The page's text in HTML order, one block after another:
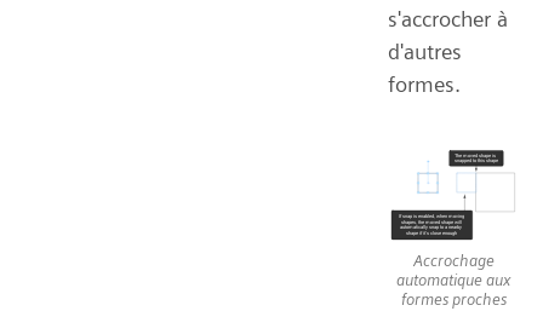
s'accrocher à
d'autres
formes.
Accrochage
automatique aux
formes proches